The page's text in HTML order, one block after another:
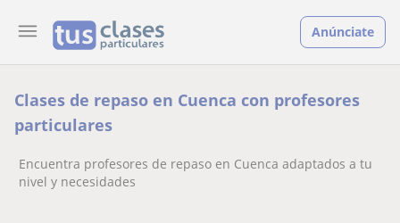
Anúnciate
Clases de repaso en Cuenca con profesores
particulares
Encuentra profesores de repaso en Cuenca adaptados a tu
nivel y necesidades